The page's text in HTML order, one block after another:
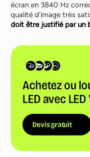
écran en 3840 Hz
qualité d’image très
doit être justifié par un
Achetez ou
LED avec
Devis gratuit